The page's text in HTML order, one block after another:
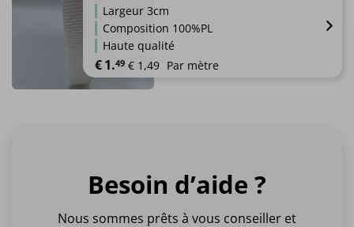
du
Les
peuvent
produit
Largeur 3cm
Composition 100%PL
Haute qualité
€1.49 € 1,49 Par mètre
Besoin d’aide ?
Nous sommes prêts à vous conseiller et